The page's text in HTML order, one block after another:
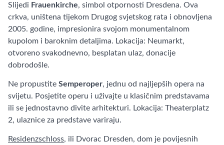
Slijedi Frauenkirche, simbol otpornosti Dresdena. Ova
crkva, uništena tijekom Drugog svjetskog rata i obnovljena
2005. godine, impresionira svojom monumentalnom
kupolom i baroknim detaljima. Lokacija: Neumarkt,
otvoreno svakodnevno, besplatan ulaz, donacije
dobrodošle.
Ne propustite Semperoper, jednu od najljepših opera na
svijetu. Posjetite operu i uživajte u klasičnim predstavama
ili se jednostavno divite arhitekturi. Lokacija: Theaterplatz
2, ulaznice za predstave variraju.
Residenzschloss, ili Dvorac Dresden, dom je povijesnih